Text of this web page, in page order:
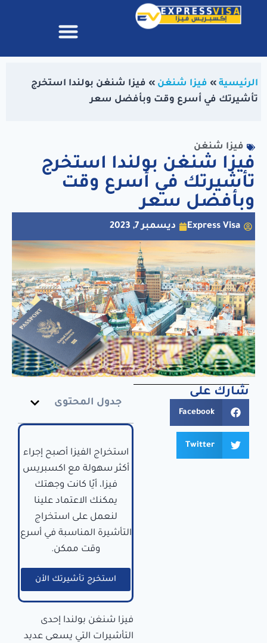
الرئيسية » فيزا شنغن » فيزا شنغن بولندا استخرج
تأشيرتك في أسرع وقت وبأفضل سعر
فيزا شنغن
فيزا شنغن بولندا استخرج
تأشيرتك في أسرع وقت
وبأفضل سعر
Express Visa ديسمبر 7, 2023
شارك على
Facebook
Twitter
جدول المحتوى
استخراج الفيزا أصبح إجراء
أكثر سهولة مع اكسبريس
فيزا، أيًا كانت وجهتك
يمكنك الاعتماد علينا
لنعمل على استخراج
التأشيرة المناسبة في أسرع
وقت ممكن.
استخرج تأشيرتك الأن
فيزا شنغن بولندا إحدى
التأشيرات التي يسعى عديد